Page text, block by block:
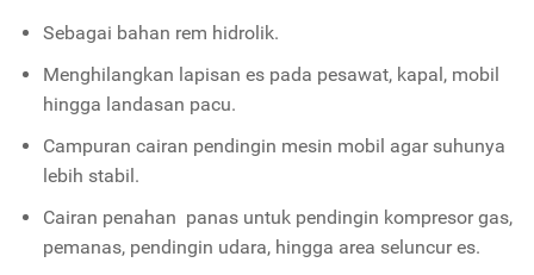
Sebagai bahan rem hidrolik.
Menghilangkan lapisan es pada pesawat, kapal, mobil
hingga landasan pacu.
Campuran cairan pendingin mesin mobil agar suhunya
lebih stabil.
Cairan penahan panas untuk pendingin kompresor gas,
pemanas, pendingin udara, hingga area seluncur es.